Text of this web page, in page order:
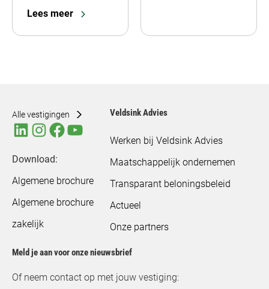
Lees meer
Alle vestigingen
Download:
Algemene brochure
Algemene brochure
zakelijk
Veldsink Advies
Werken bij Veldsink Advies
Maatschappelijk ondernemen
Transparant beloningsbeleid
Actueel
Onze partners
Meld je aan voor onze nieuwsbrief
Of neem contact op met jouw vestiging: